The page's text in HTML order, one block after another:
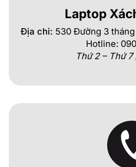
Laptop
Địa chỉ: 530 Đường 3
Hotline:
Thứ 2 – Thứ 7